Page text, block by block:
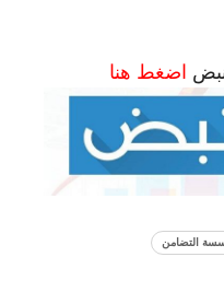
نبض اضغط هنا
التضامن